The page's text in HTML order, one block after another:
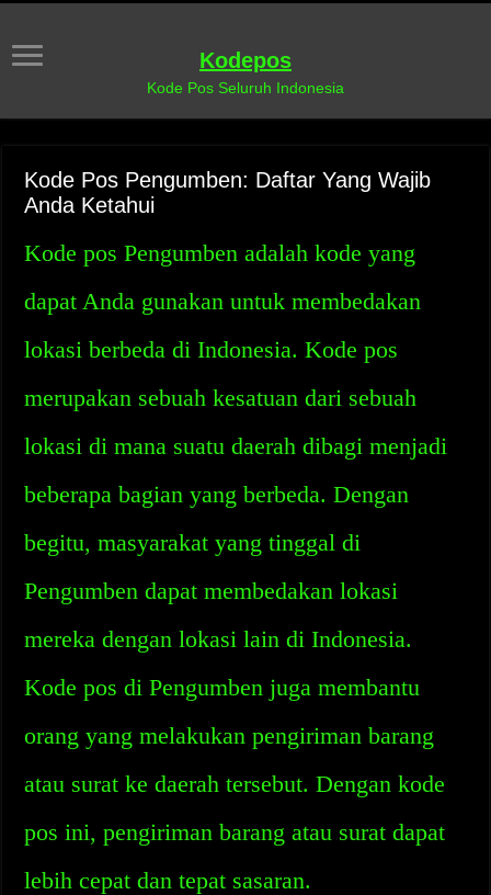
Kodepos
Kode Pos Seluruh Indonesia
Kode Pos Pengumben: Daftar Yang Wajib
Anda Ketahui
Kode pos Pengumben adalah kode yang
dapat Anda gunakan untuk membedakan
lokasi berbeda di Indonesia. Kode pos
merupakan sebuah kesatuan dari sebuah
lokasi di mana suatu daerah dibagi menjadi
beberapa bagian yang berbeda. Dengan
begitu, masyarakat yang tinggal di
Pengumben dapat membedakan lokasi
mereka dengan lokasi lain di Indonesia.
Kode pos di Pengumben juga membantu
orang yang melakukan pengiriman barang
atau surat ke daerah tersebut. Dengan kode
pos ini, pengiriman barang atau surat dapat
lebih cepat dan tepat sasaran.